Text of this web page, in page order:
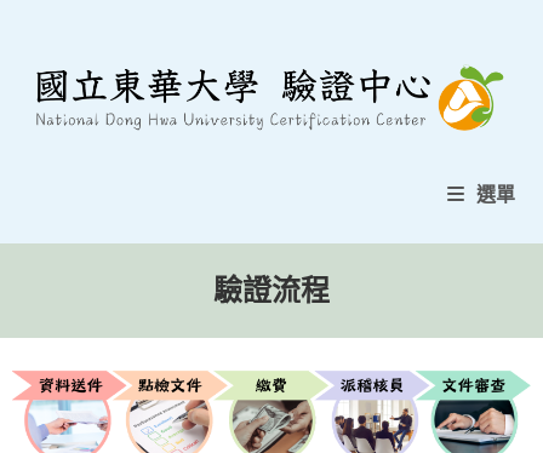
選單
驗證流程